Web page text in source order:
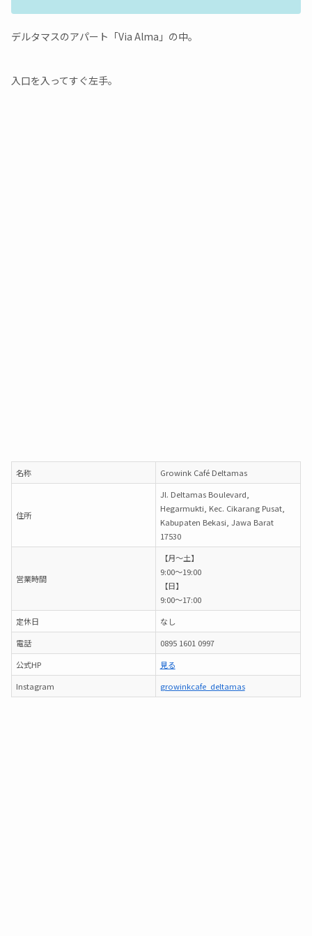
デルタマスのアパート「Via Alma」の中。
入口を入ってすぐ左手。
名称 Growink Café Deltamas
住所
Jl. Deltamas Boulevard,
Hegarmukti, Kec. Cikarang Pusat,
Kabupaten Bekasi, Jawa Barat
17530
営業時間
【月～土】
9:00～19:00
【日】
9:00～17:00
定休日
なし
電話
0895 1601 0997
公式HP
見る
Instagram
growinkcafe_deltamas